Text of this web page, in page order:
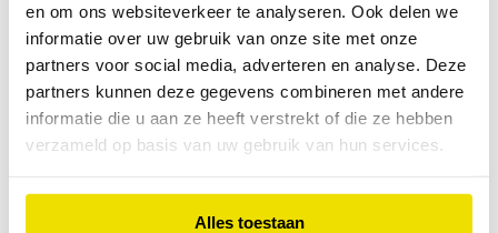
en om ons websiteverkeer te analyseren. Ook delen we
informatie over uw gebruik van onze site met onze
partners voor social media, adverteren en analyse. Deze
partners kunnen deze gegevens combineren met andere
informatie die u aan ze heeft verstrekt of die ze hebben
verzameld op basis van uw gebruik van hun services.
Alles toestaan
Application error: a client-side exception has occurred while
loadingwww.abd.nl(see the browser consolefor more
information).